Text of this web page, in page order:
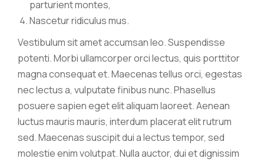
parturient montes,
Nascetur ridiculus mus.
Vestibulum sit amet accumsan leo. Suspendisse
potenti. Morbi ullamcorper orci lectus, quis porttitor
magna consequat et. Maecenas tellus orci, egestas
nec lectus a, vulputate finibus nunc. Phasellus
posuere sapien eget elit aliquam laoreet. Aenean
luctus mauris mauris, interdum placerat elit rutrum
sed. Maecenas suscipit dui a lectus tempor, sed
molestie enim volutpat. Nulla auctor, dui et dignissim